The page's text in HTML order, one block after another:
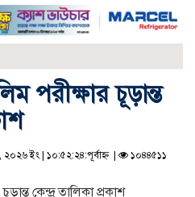
পরীক্ষার চূড়ান্ত
ইং | ১০:৫২:২৪:পূর্বাহ্ন |
১০৪৪৫১১